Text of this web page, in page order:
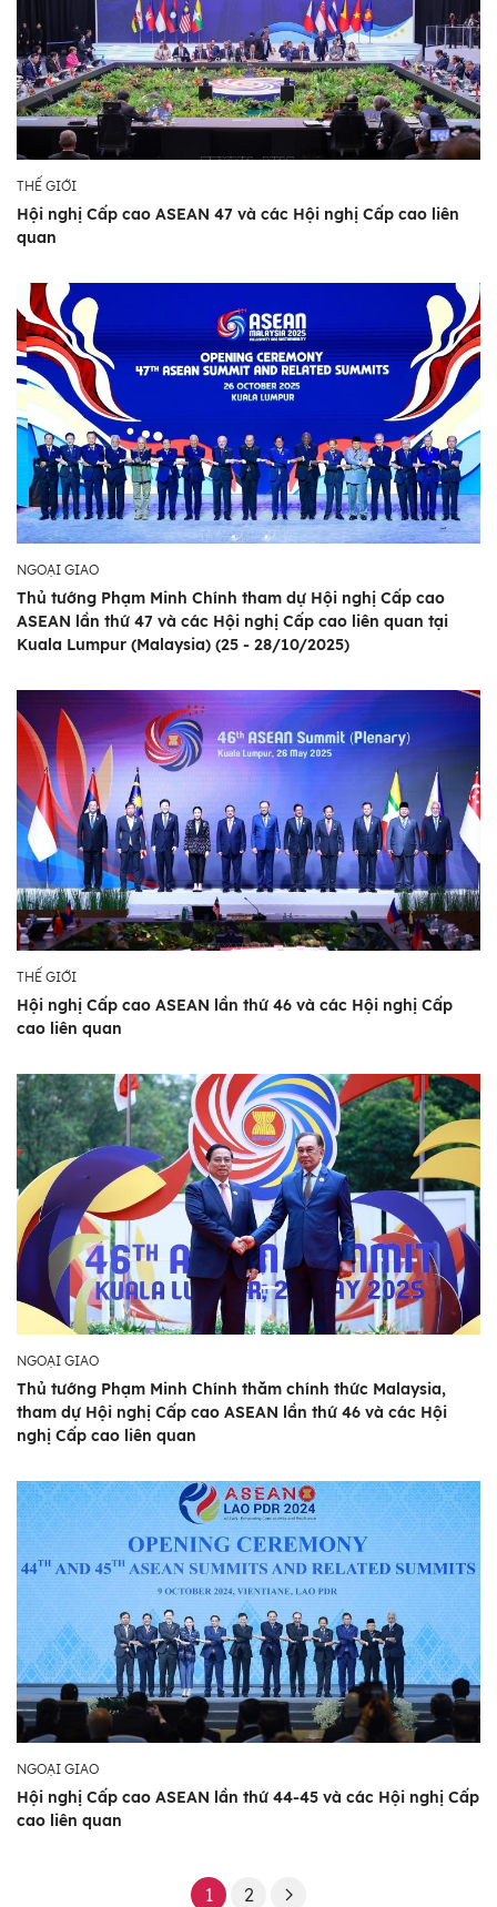
THẾ GIỚI
Hội nghị Cấp cao ASEAN 47 và các Hội nghị Cấp cao liên
quan
NGOẠI GIAO
Thủ tướng Phạm Minh Chính tham dự Hội nghị Cấp cao
ASEAN lần thứ 47 và các Hội nghị Cấp cao liên quan tại
Kuala Lumpur (Malaysia) (25 - 28/10/2025)
THẾ GIỚI
Hội nghị Cấp cao ASEAN lần thứ 46 và các Hội nghị Cấp
cao liên quan
NGOẠI GIAO
Thủ tướng Phạm Minh Chính thăm chính thức Malaysia,
tham dự Hội nghị Cấp cao ASEAN lần thứ 46 và các Hội
nghị Cấp cao liên quan
NGOẠI GIAO
Hội nghị Cấp cao ASEAN lần thứ 44-45 và các Hội nghị Cấp
cao liên quan
1 2